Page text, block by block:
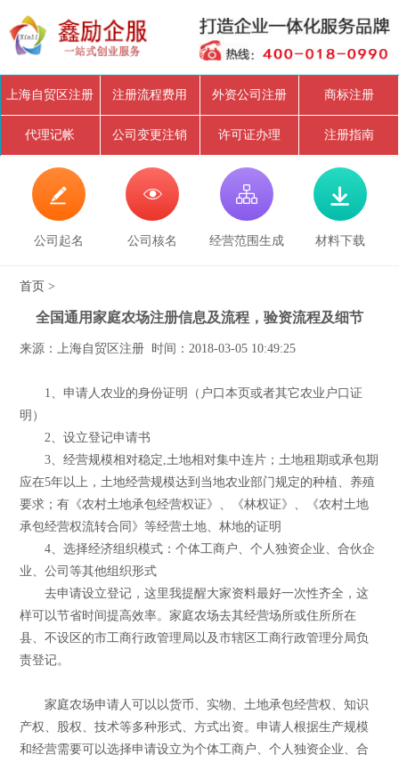
上海自贸区注册 注册流程费用 外资公司注册 商标注册
代理记帐 公司变更注销 许可证办理 注册指南

公司起名

公司核名

经营范围生成

材料下载
首页 >
全国通用家庭农场注册信息及流程，验资流程及细节
来源：上海自贸区注册 时间：2018-03-05 10:49:25
1、申请人农业的身份证明（户口本页或者其它农业户口证
明）
2、设立登记申请书
3、经营规模相对稳定,土地相对集中连片；土地租期或承包期
应在5年以上，土地经营规模达到当地农业部门规定的种植、养殖
要求；有《农村土地承包经营权证》、《林权证》、《农村土地
承包经营权流转合同》等经营土地、林地的证明
4、选择经济组织模式：个体工商户、个人独资企业、合伙企
业、公司等其他组织形式
去申请设立登记，这里我提醒大家资料最好一次性齐全，这
样可以节省时间提高效率。家庭农场去其经营场所或住所所在
县、不设区的市工商行政管理局以及市辖区工商行政管理分局负
责登记。
家庭农场申请人可以以货币、实物、土地承包经营权、知识
产权、股权、技术等多种形式、方式出资。申请人根据生产规模
和经营需要可以选择申请设立为个体工商户、个人独资企业、合